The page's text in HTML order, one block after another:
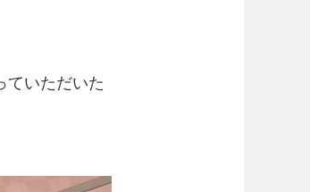
ていただいた